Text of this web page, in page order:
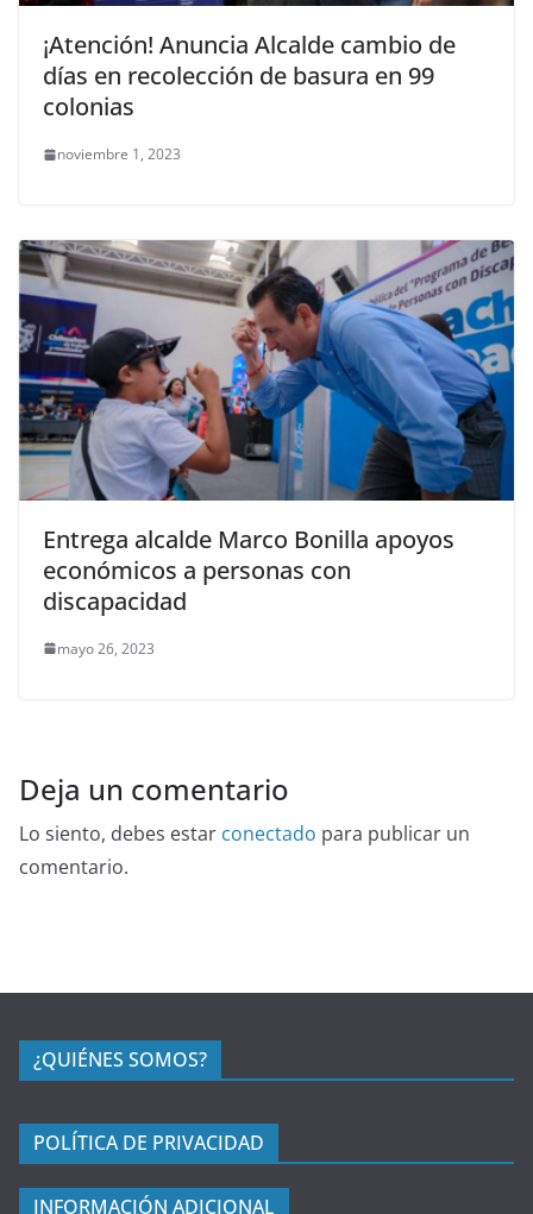
¡Atención! Anuncia Alcalde cambio de
días en recolección de basura en 99
colonias
noviembre 1, 2023
Entrega alcalde Marco Bonilla apoyos
económicos a personas con
discapacidad
mayo 26, 2023
Deja un comentario
Lo siento, debes estar conectado para publicar un
comentario.
¿QUIÉNES SOMOS?
POLÍTICA DE PRIVACIDAD
INFORMACIÓN ADICIONAL